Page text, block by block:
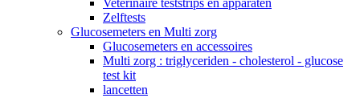
Zelftests
Glucosemeters en Multi zorg
Glucosemeters en accessoires
Multi zorg : triglyceriden - cholesterol - glucose
test kit
lancetten